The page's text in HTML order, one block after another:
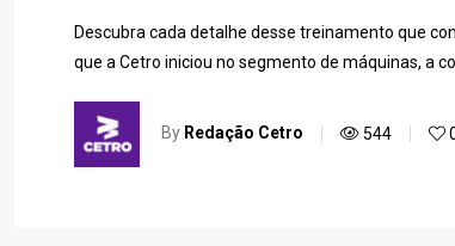
Descubra cada detalhe desse treinamento que
que a Cetro iniciou no segmento de máquinas, a
By Redação Cetro 544